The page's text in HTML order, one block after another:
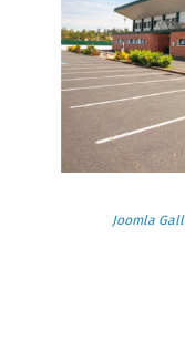
Joomla